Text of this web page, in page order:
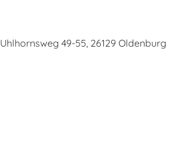
Uhlhornsweg 49-55, 26129 Oldenburg